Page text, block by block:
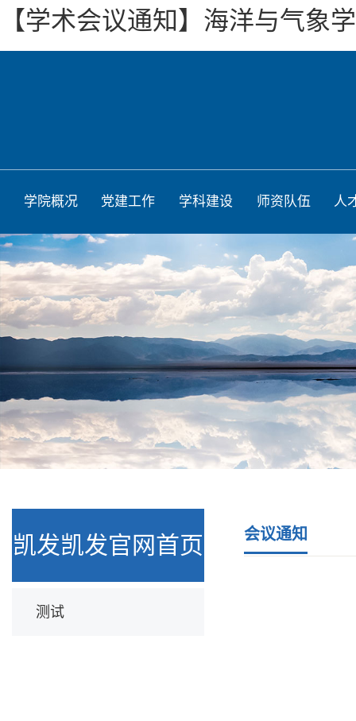
【学术会议通知】海洋与气象
学院概况 党建工作 学科建设 师资队伍 人
凯发凯发官网首页
测试
会议通知